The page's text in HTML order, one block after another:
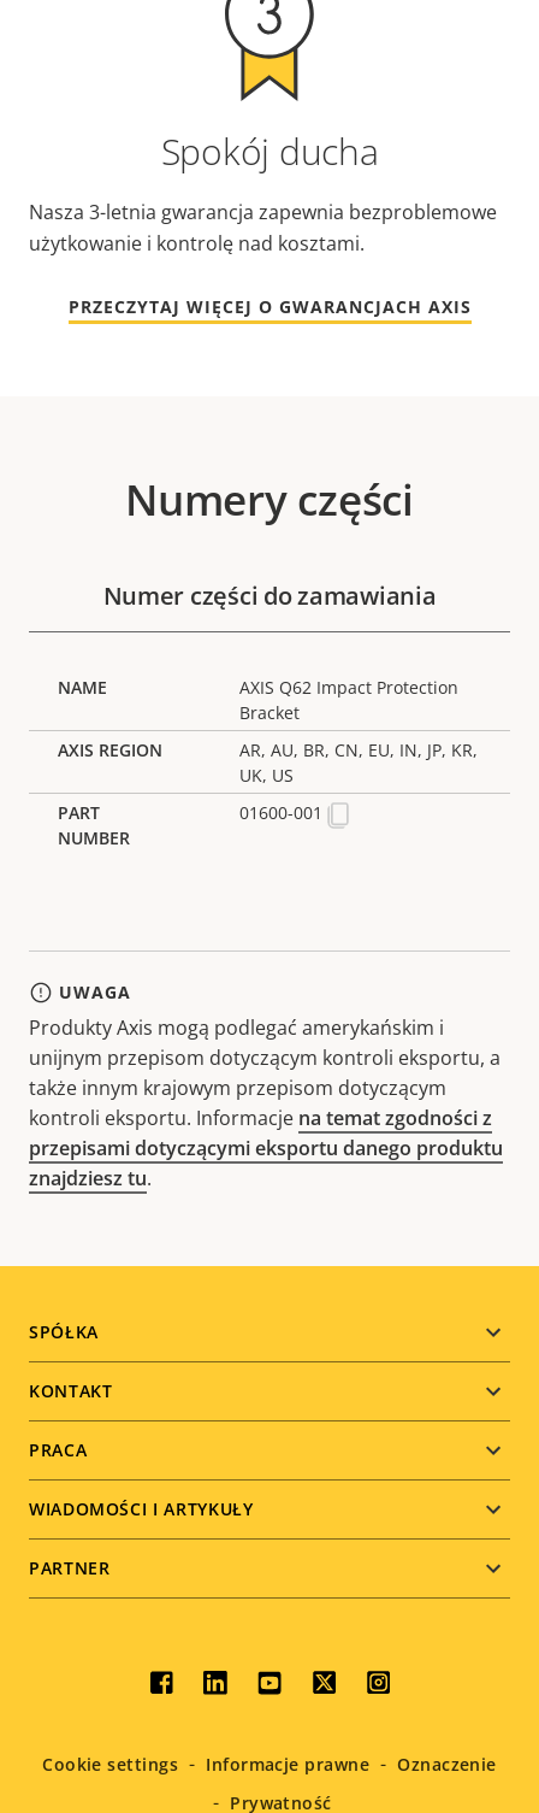
Spokój ducha
Nasza 3-letnia gwarancja zapewnia bezproblemowe
użytkowanie i kontrolę nad kosztami.
PRZECZYTAJ WIĘCEJ O GWARANCJACH AXIS
Numery części
Numer części do zamawiania
AXIS Q62 Impact Protection
Bracket
AR, AU, BR, CN, EU, IN, JP, KR,
UK, US
01600-001
UWAGA
Produkty Axis mogą podlegać amerykańskim i
unijnym przepisom dotyczącym kontroli eksportu, a
także innym krajowym przepisom dotyczącym
kontroli eksportu. Informacje na temat zgodności z
przepisami dotyczącymi eksportu danego produktu
znajdziesz tu.
Footer
menu
SPÓŁKA
KONTAKT
PRACA
WIADOMOŚCI I ARTYKUŁY
PARTNER
Social
menu
Cookie settings Informacje prawne
Oznaczenie
Prywatność